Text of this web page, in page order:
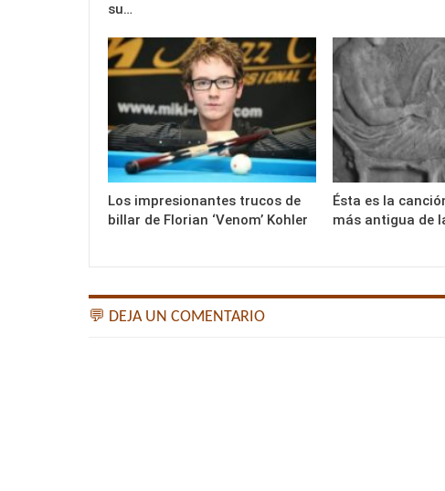
su…
Los impresionantes trucos de
billar de Florian ‘Venom’ Kohler
Ésta es la
más antigua de
💬 DEJA UN COMENTARIO